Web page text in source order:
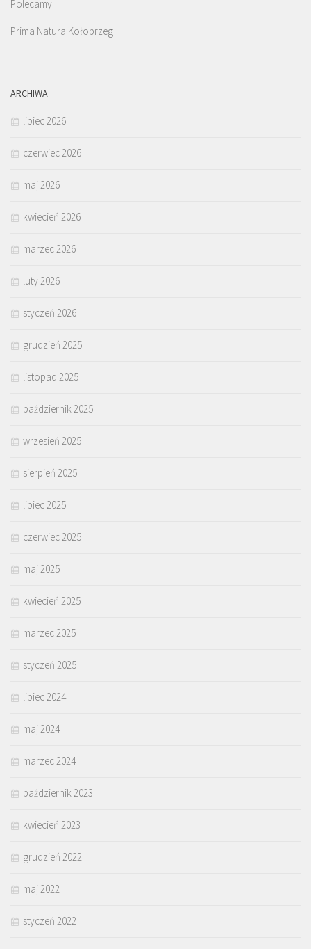
Polecamy:
Prima Natura Kołobrzeg
ARCHIWA
lipiec 2026
czerwiec 2026
maj 2026
kwiecień 2026
marzec 2026
luty 2026
styczeń 2026
grudzień 2025
listopad 2025
październik 2025
wrzesień 2025
sierpień 2025
lipiec 2025
czerwiec 2025
maj 2025
kwiecień 2025
marzec 2025
styczeń 2025
lipiec 2024
maj 2024
marzec 2024
październik 2023
kwiecień 2023
grudzień 2022
maj 2022
styczeń 2022